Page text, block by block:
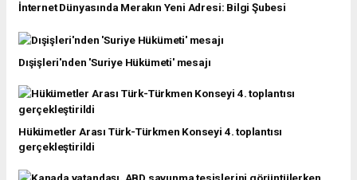
İnternet Dünyasında Merakın Yeni Adresi: Bilgi Şubesi
Dışişleri'nden 'Suriye Hükümeti' mesajı
Hükümetler Arası Türk-Türkmen Konseyi 4. toplantısı
gerçekleştirildi